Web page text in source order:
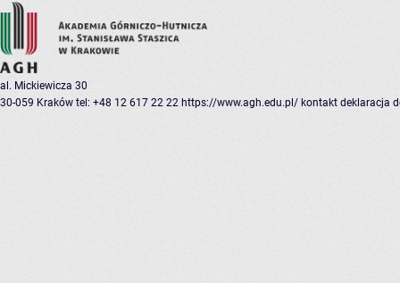
al. Mickiewicza 30
30-059 Kraków tel: +48 12 617 22 22 https://www.agh.edu.pl/ kontakt deklaracja